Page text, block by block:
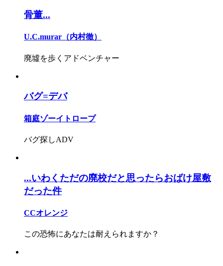
骨董...
U.C.murar（内村徹）
廃墟を歩くアドベンチャー
バグ=デバ
箱庭ゾーイトロープ
バグ探しADV
...いわくただの廃校だと思ったらおばけ屋敷
だった件
CCオレンジ
この恐怖にあなたは耐えられますか？